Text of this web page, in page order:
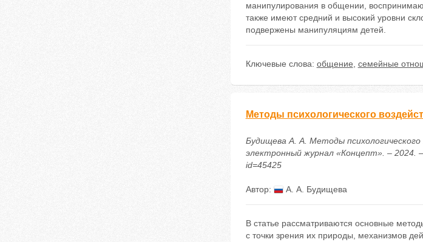
манипулирования в общении,
также имеют средний и высокий уровни
подвержены манипуляциям детей.
Ключевые слова: общение семейные
Методы психологического
Будищева А. А. Методы
электронный журнал «Концепт». – 2024.
id=45425
Автор: А. А. Будищева
В статье рассматриваются основные
с точки зрения их природы, механизмов